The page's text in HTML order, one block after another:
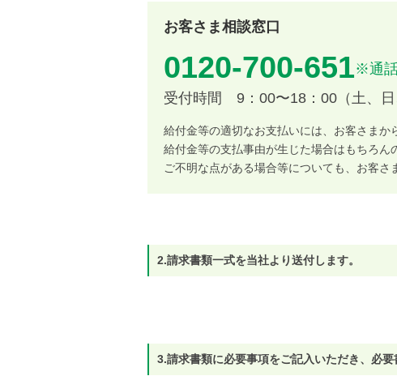
お客さま相談窓口
0120-700-651※通
受付時間 9：00〜18：00（土、日
給付金等の適切なお支払いには、お客さまか
給付金等の支払事由が生じた場合はもちろん
ご不明な点がある場合等についても、お客さ
2.請求書類一式を当社より送付します。
3.請求書類に必要事項をご記入いただき、必要